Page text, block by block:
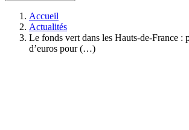
Accueil
Actualités
Le fonds vert dans les Hauts-de-France :
d’euros pour (…)